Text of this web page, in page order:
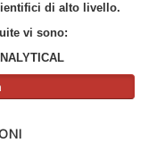
di alto livello.
vi sono: